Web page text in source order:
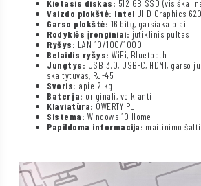
Kietasis diskas: 512 GB SSD (visiškai
Vaizdo plokštė: Intel UHD Graphics 620
Garso plokštė: 16 bitų, garsiakalbiai
Rodyklės įrenginiai: jutiklinis pultas
Ryšys: LAN 10/100/1000
Belaidis ryšys: WiFi, Bluetooth
Jungtys: USB 3.0, USB-C, HDMI, garso
skaitytuvas, RJ-45
Svoris: apie 2 kg
Baterija: originali, veikianti
Klaviatūra: QWERTY PL
Sistema: Windows 10 Home
Papildoma informacija: maitinimo